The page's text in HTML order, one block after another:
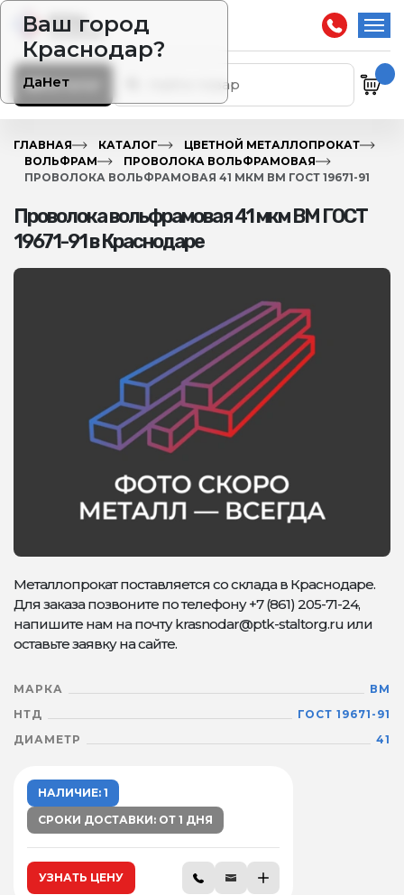
Ваш город
Краснодар?
ДаНет
Каталог
ГЛАВНАЯ КАТАЛОГ
ЦВЕТНОЙ МЕТАЛЛОПРОКАТ
ВОЛЬФРАМ
ПРОВОЛОКА ВОЛЬФРАМОВАЯ
ПРОВОЛОКА ВОЛЬФРАМОВАЯ 41 МКМ ВМ ГОСТ 19671-91
Проволока вольфрамовая 41 мкм ВМ ГОСТ
19671-91 в Краснодаре
Металлопрокат поставляется со склада в Краснодаре.
Для заказа позвоните по телефону +7 (861) 205-71-24,
напишите нам на почту krasnodar@ptk-staltorg.ru или
оставьте заявку на сайте.
МАРКА
ВМ
НТД
ГОСТ 19671-91
ДИАМЕТР
41
НАЛИЧИЕ: 1
СРОКИ ДОСТАВКИ: ОТ 1 ДНЯ
УЗНАТЬ ЦЕНУ